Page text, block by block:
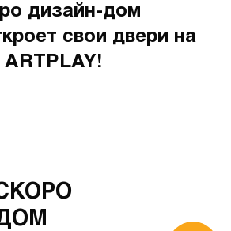
дизайн-дом
свои двери на
ARTPLAY!